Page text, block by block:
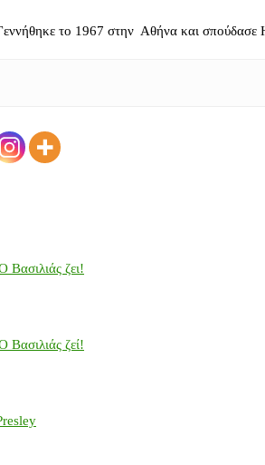
το 1967 στην Αθήνα και σπούδασε
Βασιλιάς ζει!
Βασιλιάς ζεί!